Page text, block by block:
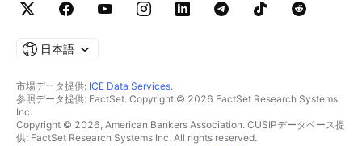
日本語
市場データ提供: ICE Data Services.
参照データ提供: FactSet. Copyright © 2026 FactSet Research Systems
Inc.
Copyright © 2026, American Bankers Association. CUSIPデータベース提
供: FactSet Research Systems Inc. All rights reserved.